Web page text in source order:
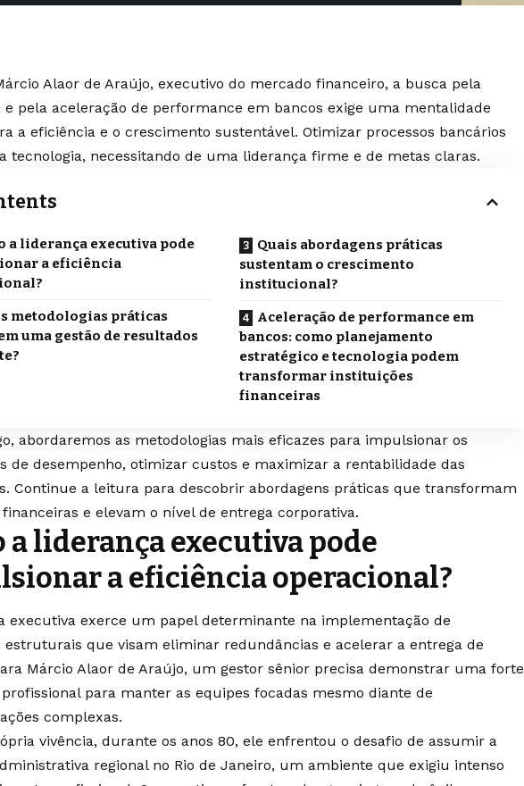
Alaor de Araújo, executivo do mercado financeiro, a busca pela
e pela aceleração de performance em bancos exige uma mentalidade
a eficiência e o crescimento sustentável. Otimizar processos bancários
tecnologia, necessitando de uma liderança firme e de metas claras.
a liderança executiva pode
a eficiência
metodologias práticas
uma gestão de resultados
Quais abordagens práticas
sustentam o crescimento
institucional?
Aceleração de performance em
bancos: como planejamento
estratégico e tecnologia podem
transformar instituições
financeiras
abordaremos as metodologias mais eficazes para impulsionar os
de desempenho, otimizar custos e maximizar a rentabilidade das
Continue a leitura para descobrir abordagens práticas que transformam
e elevam o nível de entrega corporativa.
a liderança executiva pode
a eficiência operacional?
executiva exerce um papel determinante na implementação de
estruturais que visam eliminar redundâncias e acelerar a entrega de
Márcio Alaor de Araújo, um gestor sênior precisa demonstrar uma forte
para manter as equipes focadas mesmo diante de
complexas.
vivência, durante os anos 80, ele enfrentou o desafio de assumir a
regional no Rio de Janeiro, um ambiente que exigiu intenso